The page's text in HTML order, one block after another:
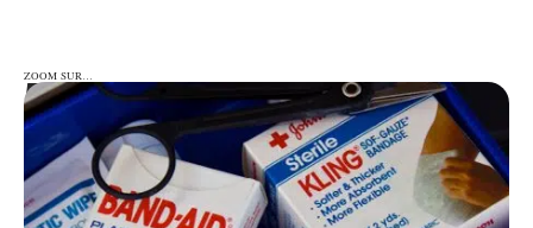
ZOOM SUR…
ZOOM SUR…